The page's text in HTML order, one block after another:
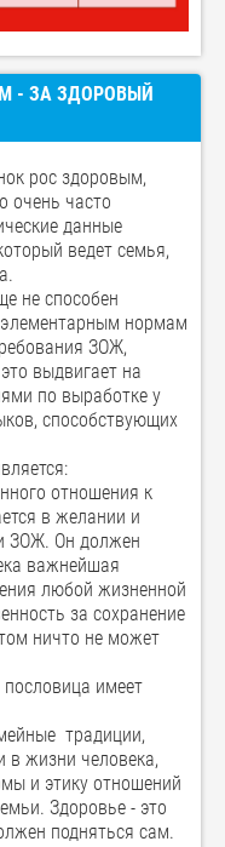
- ЗА ЗДОРОВЫЙ
рос здоровым,
очень часто
данные
ведет семья,
не способен
элементарным нормам
ЗОЖ,
выдвигает на
по выработке у
способствующих
отношения к
в желании и
ЗОЖ. Он должен
важнейшая
любой жизненной
за сохранение
ничто не может
пословица имеет
традиции,
в жизни человека,
и этику отношений
Здоровье - это
подняться сам.